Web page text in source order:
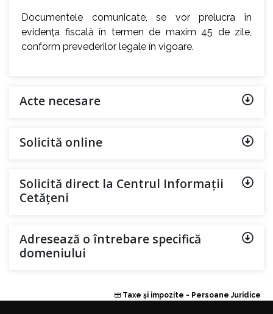
Documentele comunicate, se vor prelucra în
evidenţa fiscală în termen de maxim 45 de zile,
conform prevederilor legale în vigoare.
Acte necesare
Solicită online
Solicită direct la Centrul Informații
Cetățeni
Adresează o întrebare specifică
domeniului
Taxe și impozite - Persoane Juridice